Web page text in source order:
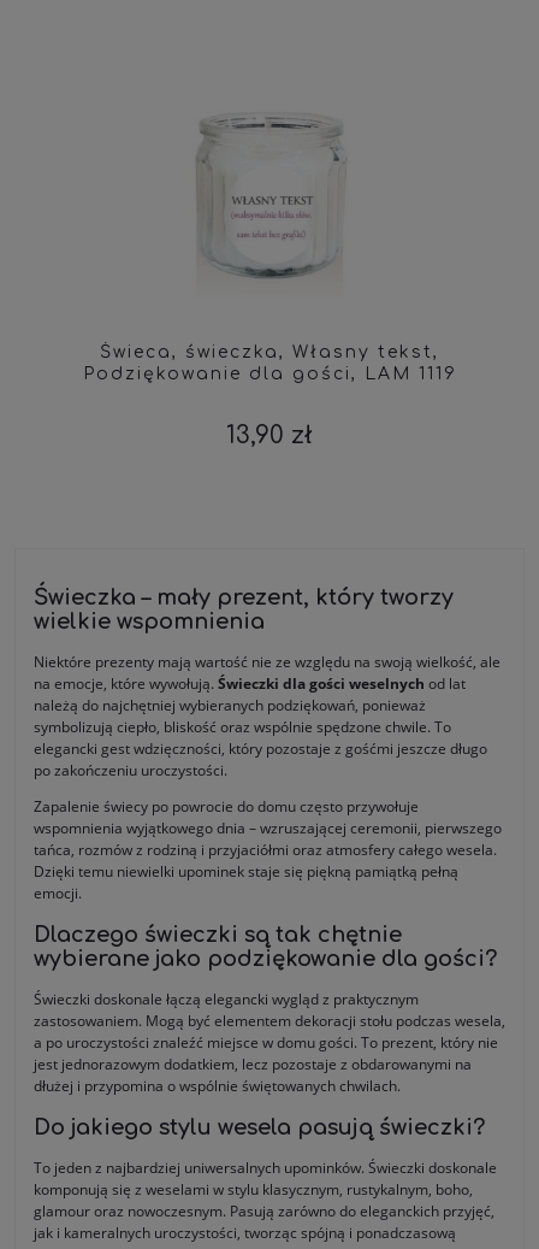
Świeca, świeczka, Własny tekst,
Podziękowanie dla gości, LAM 1119
13,90 zł
Świeczka – mały prezent, który tworzy
wielkie wspomnienia
Niektóre prezenty mają wartość nie ze względu na swoją wielkość, ale
na emocje, które wywołują. Świeczki dla gości weselnych od lat
należą do najchętniej wybieranych podziękowań, ponieważ
symbolizują ciepło, bliskość oraz wspólnie spędzone chwile. To
elegancki gest wdzięczności, który pozostaje z gośćmi jeszcze długo
po zakończeniu uroczystości.
Zapalenie świecy po powrocie do domu często przywołuje
wspomnienia wyjątkowego dnia – wzruszającej ceremonii, pierwszego
tańca, rozmów z rodziną i przyjaciółmi oraz atmosfery całego wesela.
Dzięki temu niewielki upominek staje się piękną pamiątką pełną
emocji.
Dlaczego świeczki są tak chętnie
wybierane jako podziękowanie dla gości?
Świeczki doskonale łączą elegancki wygląd z praktycznym
zastosowaniem. Mogą być elementem dekoracji stołu podczas wesela,
a po uroczystości znaleźć miejsce w domu gości. To prezent, który nie
jest jednorazowym dodatkiem, lecz pozostaje z obdarowanymi na
dłużej i przypomina o wspólnie świętowanych chwilach.
Do jakiego stylu wesela pasują świeczki?
To jeden z najbardziej uniwersalnych upominków. Świeczki doskonale
komponują się z weselami w stylu klasycznym, rustykalnym, boho,
glamour oraz nowoczesnym. Pasują zarówno do eleganckich przyjęć,
jak i kameralnych uroczystości, tworząc spójną i ponadczasową